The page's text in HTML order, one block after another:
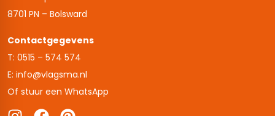
8701 PN – Bolsward
Contactgegevens
T: 0515 – 574 574
E: info@vlagsma.nl
Of stuur een WhatsApp